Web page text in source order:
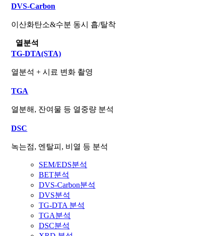
DVS-Carbon
이산화탄소&수분 동시 흡/탈착
열분석
TG-DTA(STA)
열분석 + 시료 변화 촬영
TGA
열분해, 잔여물 등 열중량 분석
DSC
녹는점, 엔탈피, 비열 등 분석
SEM/EDS분석
BET분석
DVS-Carbon분석
DVS분석
TG-DTA 분석
TGA분석
DSC분석